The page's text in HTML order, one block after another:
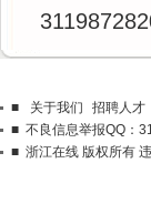
■ 关于我们 招聘人才
■ 不良信息举报QQ：
■ 浙江在线 版权所有